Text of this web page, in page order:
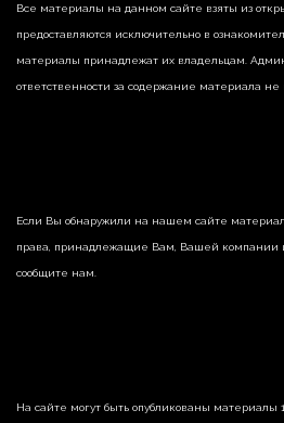
Все материалы на данном сайте взяты из
предоставляются исключительно в
материалы принадлежат их владельцам.
ответственности за содержание материала не
Если Вы обнаружили на нашем сайте
права, принадлежащие Вам, Вашей компании
сообщите нам.
На сайте могут быть опубликованы материалы